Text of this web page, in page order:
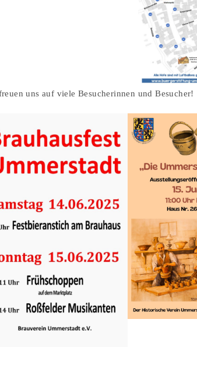
uns auf viele Besucherinnen und Besucher!